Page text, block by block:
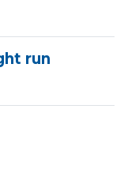
run